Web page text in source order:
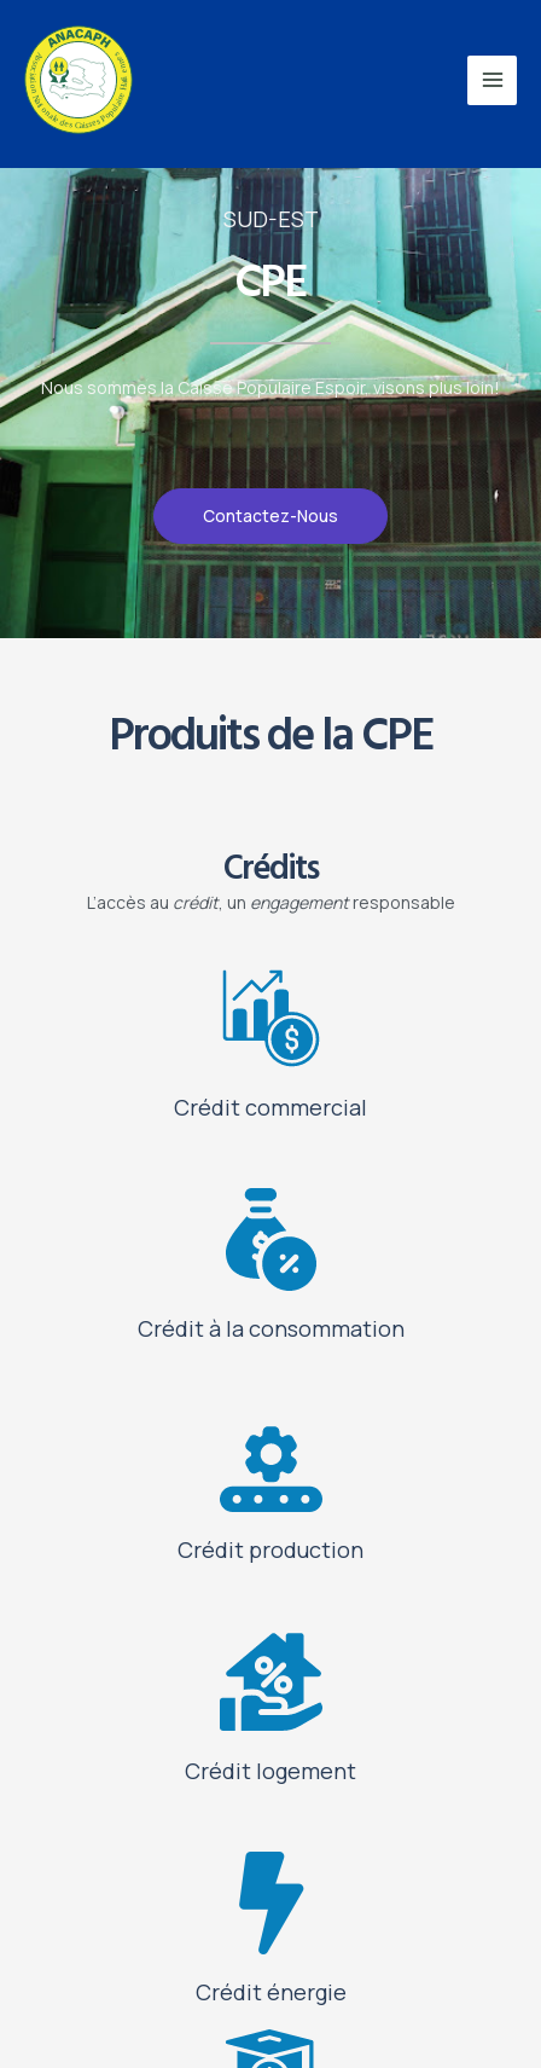
SUD-EST
CPE
Nous sommes la Caisse Populaire Espoir, visons plus loin!
Contactez-Nous
Produits de la CPE
Crédits
L’accès au crédit, un engagementresponsable
Crédit commercial
Crédit à la consommation
Crédit production
Crédit logement
Crédit énergie